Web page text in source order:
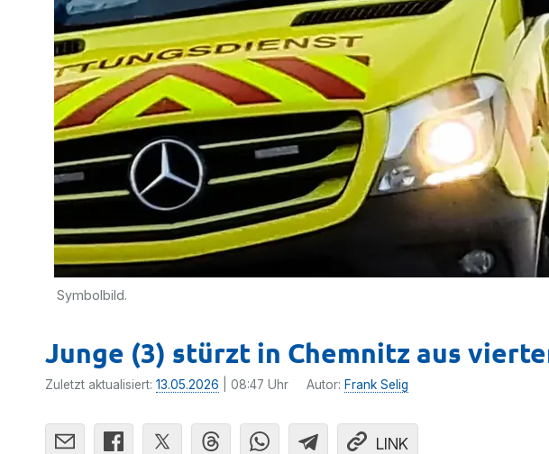
Symbolbild.
Junge (3) stürzt in Chemnitz aus
Zuletzt aktualisiert: 13.05.2026 | 08:47 Uhr Autor: Frank Selig
LINK